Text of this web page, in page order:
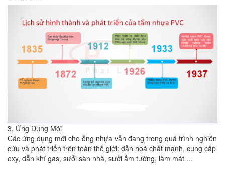
3. Ứng Dụng Mới
Các ứng dụng mới cho ống nhựa vẫn đang trong quá trình nghiên
cứu và phát triển trên toàn thế giới: dẫn hoá chất mạnh, cung cấp
oxy, dẫn khí gas, sưởi sàn nhà, sưởi ấm tường, làm mát ...